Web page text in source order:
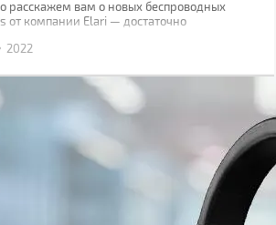
расскажем вам о новых беспроводных
от компании Elari — достаточно
детище как наушники со звучанием
2022